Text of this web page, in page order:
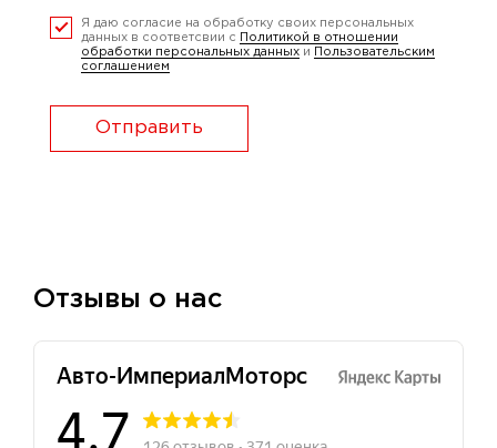
Я даю согласие на обработку своих персональных
данных в соответсвии с
Политикой в отношении
обработки персональных данных и
Пользовательским
соглашением
Отправить
Отзывы о нас